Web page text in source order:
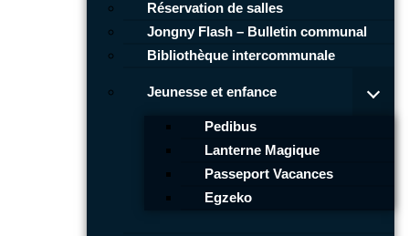
Réservation de salles
Jongny Flash – Bulletin communal
Bibliothèque intercommunale
Jeunesse et enfance
Pedibus
Lanterne Magique
Passeport Vacances
Egzeko